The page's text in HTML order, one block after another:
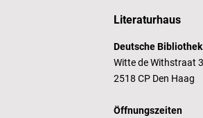
Literaturhaus
Deutsche
Witte de Withstraat
2518 CP Den Haag
Öffnungszeiten